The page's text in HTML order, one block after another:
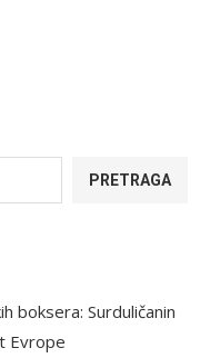
PRETRAGA
boksera: Surduličanin
Evrope